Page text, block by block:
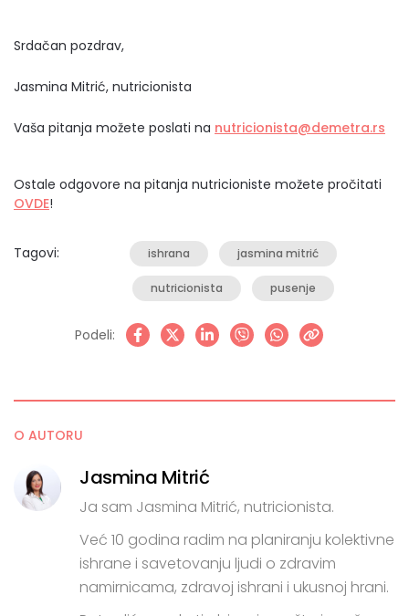
Srdačan pozdrav,
Jasmina Mitrić, nutricionista
Vaša pitanja možete poslati na nutricionista@demetra.rs
Ostale odgovore na pitanja nutricioniste možete pročitati
OVDE!
Tagovi: ishrana jasmina mitrić
nutricionista pusenje
Podeli:
O AUTORU
Jasmina Mitrić
Ja sam Jasmina Mitrić, nutricionista.
Već 10 godina radim na planiranju kolektivne
ishrane i savetovanju ljudi o zdravim
namirnicama, zdravoj ishrani i ukusnoj hrani.